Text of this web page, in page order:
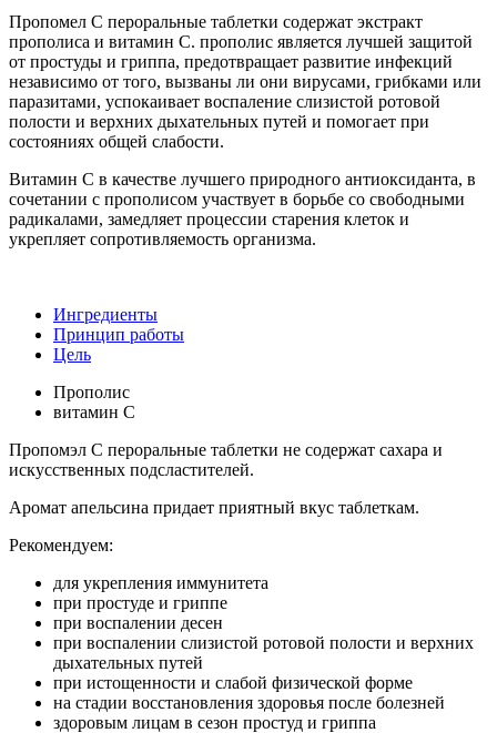
Пропомел С пероральные таблетки содержат экстракт
прополиса и витамин С. прополис является лучшей защитой
от простуды и гриппа, предотвращает развитие инфекций
независимо от того, вызваны ли они вирусами, грибками или
паразитами, успокаивает воспаление слизистой ротовой
полости и верхних дыхательных путей и помогает при
состояниях общей слабости.
Витамин С в качестве лучшего природного антиоксиданта, в
сочетании с прополисом участвует в борьбе со свободными
радикалами, замедляет процессии старения клеток и
укрепляет сопротивляемость организма.
Ингредиенты
Принцип работы
Цель
Прополис
витамин C
Пропомэл С пероральные таблетки не содержат сахара и
искусственных подсластителей.
Аромат апельсина придает приятный вкус таблеткам.
Рекомендуем:
для укрепления иммунитета
при простуде и гриппе
при воспалении десен
при воспалении слизистой ротовой полости и верхних
дыхательных путей
при истощенности и слабой физической форме
на стадии восстановления здоровья после болезней
здоровым лицам в сезон простуд и гриппа